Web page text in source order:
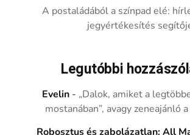
A postaládából a színpad elé:
jegyértékesítés
Legutóbbi
Evelin - „Dalok, amiket a
mostanában”, avagy zeneajánló
Robosztus és zabolázatlan: All